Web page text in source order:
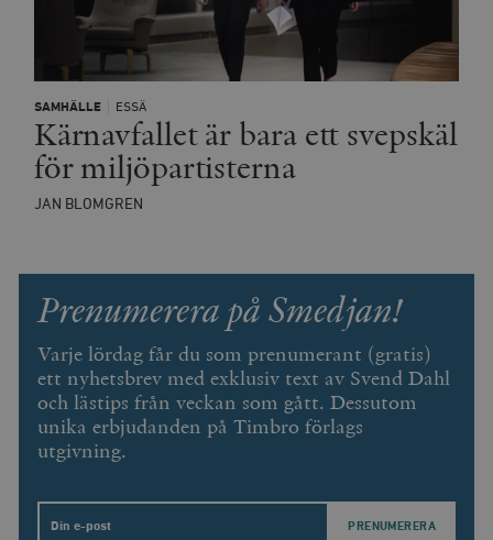
SAMHÄLLE ESSÄ
Kärnavfallet är bara ett svepskäl
för miljöpartisterna
JAN BLOMGREN
Prenumerera på Smedjan!
Varje lördag får du som prenumerant (gratis)
ett nyhetsbrev med exklusiv text av Svend Dahl
och lästips från veckan som gått. Dessutom
unika erbjudanden på Timbro förlags
utgivning.
Email